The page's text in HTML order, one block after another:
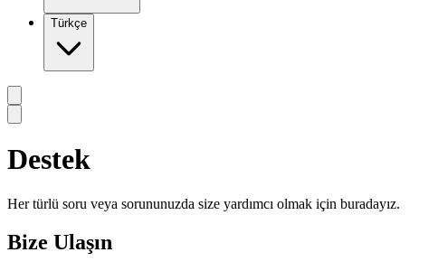
Türkçe
Destek
Her türlü soru veya sorununuzda size yardımcı olmak için buradayız.
Bize Ulaşın